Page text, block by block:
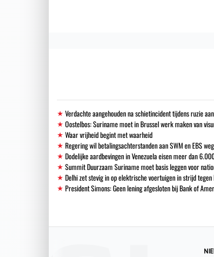
Verdachte aangehouden na schietincident tijdens ruzie
Oostelbos: Suriname moet in Brussel werk maken van
Waar vrijheid begint met waarheid
Regering wil betalingsachterstanden aan SWM en EBS
Dodelijke aardbevingen in Venezuela eisen meer dan
Summit Duurzaam Suriname moet basis leggen voor
Delhi zet stevig in op elektrische voertuigen in strijd
President Simons: Geen lening afgesloten bij Bank of